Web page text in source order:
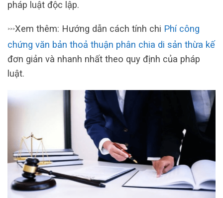
pháp luật độc lập.
>>>Xem thêm: Hướng dẫn cách tính chi Phí công
chứng văn bản thoả thuận phân chia di sản thừa kế
đơn giản và nhanh nhất theo quy định của pháp
luật.